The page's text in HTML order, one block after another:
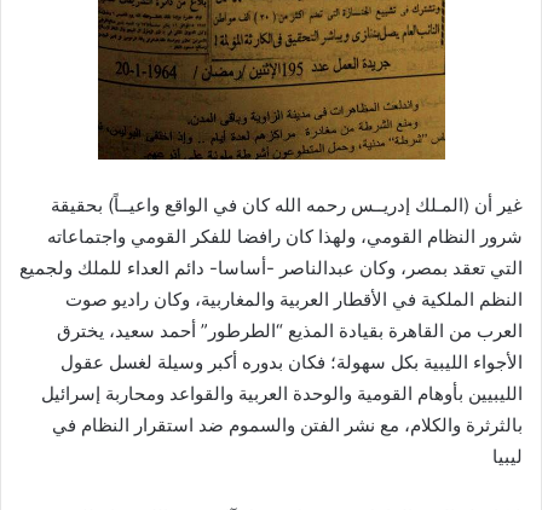
غير أن (المـلك إدريــس رحمه الله كان في الواقع واعيــاً) بحقيقة
شرور النظام القومي، ولهذا كان رافضا للفكر القومي واجتماعاته
التي تعقد بمصر، وكان عبدالناصر -أساسا- دائم العداء للملك ولجميع
النظم الملكية في الأقطار العربية والمغاربية، وكان راديو صوت
العرب من القاهرة بقيادة المذيع “الطرطور” أحمد سعيد، يخترق
الأجواء الليبية بكل سهولة؛ فكان بدوره أكبر وسيلة لغسل عقول
الليبيين بأوهام القومية والوحدة العربية والقواعد ومحاربة إسرائيل
بالثرثرة والكلام، مع نشر الفتن والسموم ضد استقرار النظام في
ليبيا